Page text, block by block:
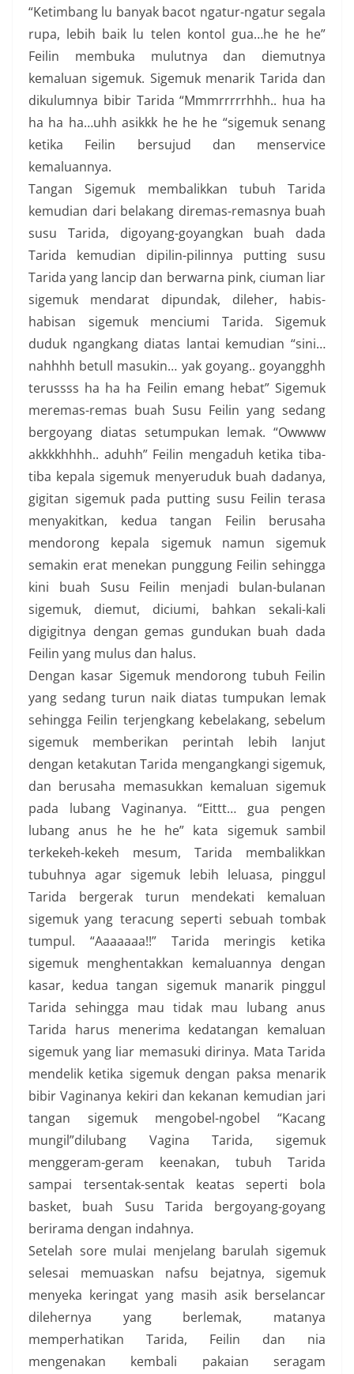
“Ketimbang lu banyak bacot ngatur-ngatur segala
rupa, lebih baik lu telen kontol gua…he he he”
Feilin membuka mulutnya dan diemutnya
kemaluan sigemuk. Sigemuk menarik Tarida dan
dikulumnya bibir Tarida “Mmmrrrrrhhh.. hua ha
ha ha ha…uhh asikkk he he he “sigemuk senang
ketika Feilin bersujud dan menservice
kemaluannya.
Tangan Sigemuk membalikkan tubuh Tarida
kemudian dari belakang diremas-remasnya buah
susu Tarida, digoyang-goyangkan buah dada
Tarida kemudian dipilin-pilinnya putting susu
Tarida yang lancip dan berwarna pink, ciuman liar
sigemuk mendarat dipundak, dileher, habis-
habisan sigemuk menciumi Tarida. Sigemuk
duduk ngangkang diatas lantai kemudian “sini…
nahhhh betull masukin… yak goyang.. goyangghh
terussss ha ha ha Feilin emang hebat” Sigemuk
meremas-remas buah Susu Feilin yang sedang
bergoyang diatas setumpukan lemak. “Owwww
akkkkhhhh.. aduhh” Feilin mengaduh ketika tiba-
tiba kepala sigemuk menyeruduk buah dadanya,
gigitan sigemuk pada putting susu Feilin terasa
menyakitkan, kedua tangan Feilin berusaha
mendorong kepala sigemuk namun sigemuk
semakin erat menekan punggung Feilin sehingga
kini buah Susu Feilin menjadi bulan-bulanan
sigemuk, diemut, diciumi, bahkan sekali-kali
digigitnya dengan gemas gundukan buah dada
Feilin yang mulus dan halus.
Dengan kasar Sigemuk mendorong tubuh Feilin
yang sedang turun naik diatas tumpukan lemak
sehingga Feilin terjengkang kebelakang, sebelum
sigemuk memberikan perintah lebih lanjut
dengan ketakutan Tarida mengangkangi sigemuk,
dan berusaha memasukkan kemaluan sigemuk
pada lubang Vaginanya. “Eittt… gua pengen
lubang anus he he he” kata sigemuk sambil
terkekeh-kekeh mesum, Tarida membalikkan
tubuhnya agar sigemuk lebih leluasa, pinggul
Tarida bergerak turun mendekati kemaluan
sigemuk yang teracung seperti sebuah tombak
tumpul. “Aaaaaaa!!” Tarida meringis ketika
sigemuk menghentakkan kemaluannya dengan
kasar, kedua tangan sigemuk manarik pinggul
Tarida sehingga mau tidak mau lubang anus
Tarida harus menerima kedatangan kemaluan
sigemuk yang liar memasuki dirinya. Mata Tarida
mendelik ketika sigemuk dengan paksa menarik
bibir Vaginanya kekiri dan kekanan kemudian jari
tangan sigemuk mengobel-ngobel “Kacang
mungil”dilubang Vagina Tarida, sigemuk
menggeram-geram keenakan, tubuh Tarida
sampai tersentak-sentak keatas seperti bola
basket, buah Susu Tarida bergoyang-goyang
berirama dengan indahnya.
Setelah sore mulai menjelang barulah sigemuk
selesai memuaskan nafsu bejatnya, sigemuk
menyeka keringat yang masih asik berselancar
dilehernya yang berlemak, matanya
memperhatikan Tarida, Feilin dan nia
mengenakan kembali pakaian seragam